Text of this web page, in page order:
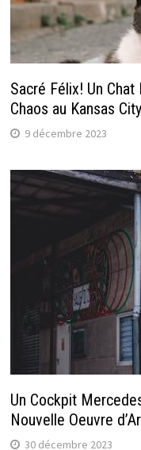
Sacré Félix! Un
Chaos au Kansas
9 décembre 2023
Un Cockpit
Nouvelle Oeuvre
30 décembre 2023